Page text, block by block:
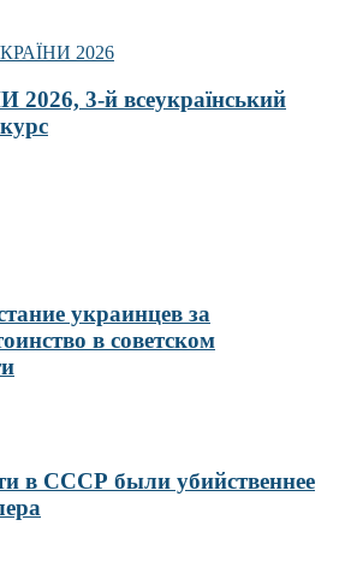
3-й всеукраїнський
украинцев за
в советском
в СССР были убийственнее